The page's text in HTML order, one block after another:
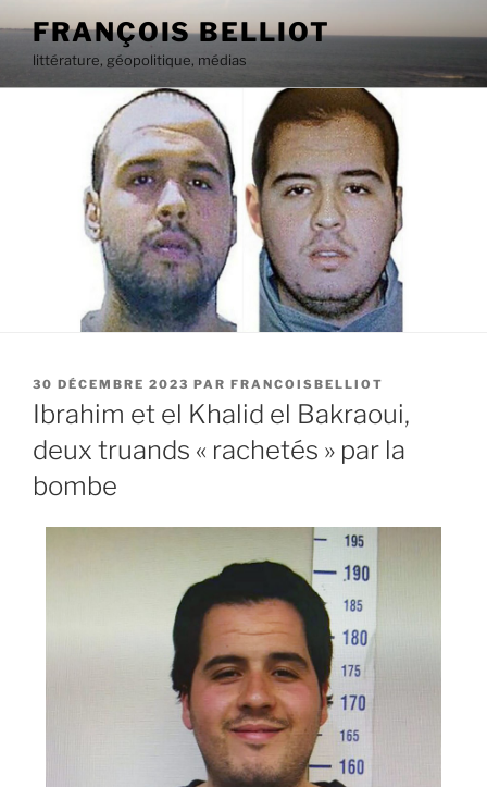
au
contenu
principal
FRANÇOIS BELLIOT
littérature, géopolitique, médias
PUBLIÉ
LE
30 DÉCEMBRE 2023 PAR FRANCOISBELLIOT
Ibrahim et el Khalid el Bakraoui,
deux truands « rachetés » par la
bombe